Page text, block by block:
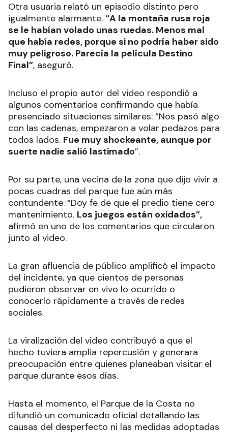
Otra usuaria relató un episodio distinto pero
igualmente alarmante. “A la montaña rusa roja
se le habían volado unas ruedas. Menos mal
que había redes, porque si no podría haber sido
muy peligroso. Parecía la película Destino
Final”, aseguró.
Incluso el propio autor del video respondió a
algunos comentarios confirmando que había
presenciado situaciones similares: “Nos pasó algo
con las cadenas, empezaron a volar pedazos para
todos lados. Fue muy shockeante, aunque por
suerte nadie salió lastimado”.
Por su parte, una vecina de la zona que dijo vivir a
pocas cuadras del parque fue aún más
contundente: “Doy fe de que el predio tiene cero
mantenimiento. Los juegos están oxidados”,
afirmó en uno de los comentarios que circularon
junto al video.
La gran afluencia de público amplificó el impacto
del incidente, ya que cientos de personas
pudieron observar en vivo lo ocurrido o
conocerlo rápidamente a través de redes
sociales.
La viralización del video contribuyó a que el
hecho tuviera amplia repercusión y generara
preocupación entre quienes planeaban visitar el
parque durante esos días.
Hasta el momento, el Parque de la Costa no
difundió un comunicado oficial detallando las
causas del desperfecto ni las medidas adoptadas